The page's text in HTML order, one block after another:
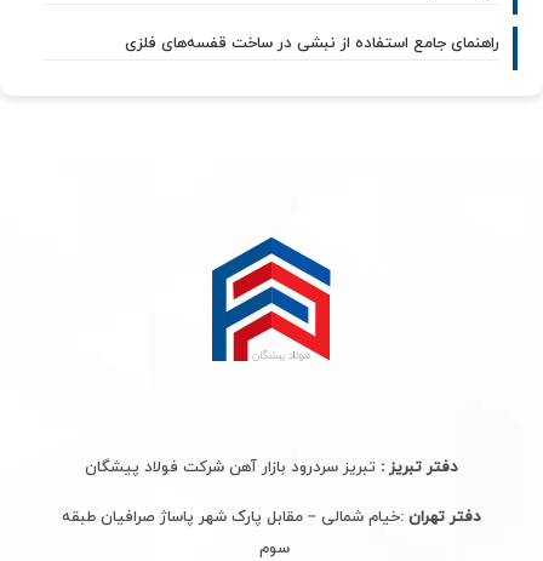
راهنمای جامع استفاده از نبشی در ساخت قفسه‌های فلزی
دفتر تبریز : تبریز سردرود بازار آهن شرکت فولاد پیشگان
دفتر تهران :خیام شمالی – مقابل پارک شهر پاساژ صرافیان طبقه
سوم